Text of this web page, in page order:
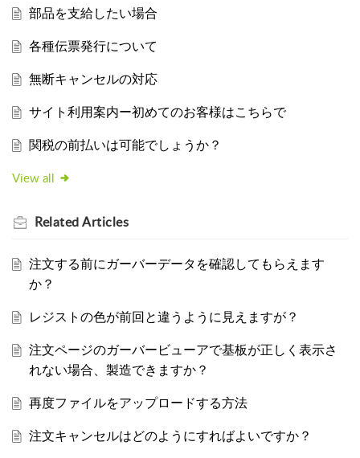
部品を支給したい場合
各種伝票発行について
無断キャンセルの対応
サイト利用案内ー初めてのお客様はこちらで
関税の前払いは可能でしょうか？
View all
RelatedArticles
注文する前にガーバーデータを確認してもらえます
か？
レジストの色が前回と違うように見えますが？
注文ページのガーバービューアで基板が正しく表示さ
れない場合、製造できますか？
再度ファイルをアップロードする方法
注文キャンセルはどのようにすればよいですか？